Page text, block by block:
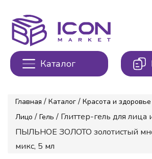
Каталог
Главная / Каталог / Красота и здоровье
Лицо / Гель / Глиттер-гель для лица
ПЫЛЬНОЕ ЗОЛОТО золотистый
микс, 5 мл